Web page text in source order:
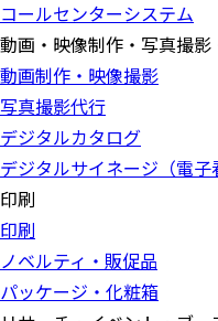
コールセンターシステム
動画・映像制作・写真撮
動画制作・映像撮影
写真撮影代行
デジタルカタログ
デジタルサイネージ（電子
印刷
印刷
ノベルティ・販促品
パッケージ・化粧箱